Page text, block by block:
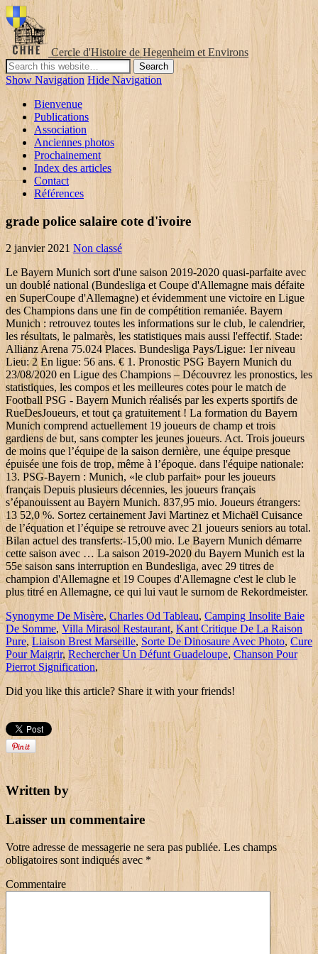
Cercle d'Histoire de Hegenheim et Environs
Show Navigation Hide Navigation
Bienvenue
Publications
Association
Anciennes photos
Prochainement
Index des articles
Contact
Références
grade police salaire cote d'ivoire
2 janvier 2021 Non classé
Le Bayern Munich sort d'une saison 2019-2020 quasi-parfaite avec
un doublé national (Bundesliga et Coupe d'Allemagne mais défaite
en SuperCoupe d'Allemagne) et évidemment une victoire en Ligue
des Champions dans une fin de compétition remaniée. Bayern
Munich : retrouvez toutes les informations sur le club, le calendrier,
les résultats, le palmarès, les statistiques mais aussi l'effectif. Stade:
Allianz Arena 75.024 Places. Bundesliga Pays/Ligue: 1er niveau
Lieu: 2 En ligue: 56 ans. € 1. Pronostic PSG Bayern Munich du
23/08/2020 en Ligue des Champions – Découvrez les pronostics, les
statistiques, les compos et les meilleures cotes pour le match de
Football PSG - Bayern Munich réalisés par les experts sportifs de
RueDesJoueurs, et tout ça gratuitement ! La formation du Bayern
Munich comprend actuellement 19 joueurs de champ et trois
gardiens de but, sans compter les jeunes joueurs. Act. Trois joueurs
de moins que l’équipe de la saison dernière, une équipe presque
épuisée une fois de trop, même à l’époque. dans l'équipe nationale:
13. PSG-Bayern : Munich, «le club parfait» pour les joueurs
français Depuis plusieurs décennies, les joueurs français
s’épanouissent au Bayern Munich. 837,95 mio. Joueurs étrangers:
13 52,0 %. Sortez certainement Javi Martinez et Michaël Cuisance
de l’équation et l’équipe se retrouve avec 21 joueurs seniors au total.
Bilan actuel des transferts:-15,00 mio. Le Bayern Munich démarre
cette saison avec … La saison 2019-2020 du Bayern Munich est la
55e saison sans interruption en Bundesliga, avec 29 titres de
champion d'Allemagne et 19 Coupes d'Allemagne c'est le club le
plus titré en Allemagne, ce qui lui vaut le surnom de Rekordmeister.
Synonyme De Misère, Charles Od Tableau, Camping Insolite Baie
De Somme, Villa Mirasol Restaurant, Kant Critique De La Raison
Pure, Liaison Brest Marseille, Sorte De Dinosaure Avec Photo, Cure
Pour Maigrir, Rechercher Un Défunt Guadeloupe, Chanson Pour
Pierrot Signification,
Did you like this article? Share it with your friends!
Written by
Laisser un commentaire
Votre adresse de messagerie ne sera pas publiée. Les champs
obligatoires sont indiqués avec *
Commentaire